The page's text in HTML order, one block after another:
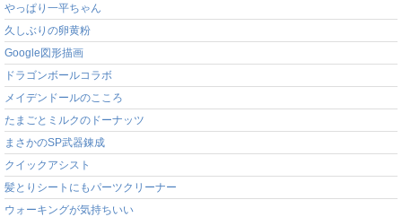
やっぱり一平ちゃん
久しぶりの卵黄粉
Google図形描画
ドラゴンボールコラボ
メイデンドールのこころ
たまごとミルクのドーナッツ
まさかのSP武器錬成
クイックアシスト
髪とりシートにもパーツクリーナー
ウォーキングが気持ちいい